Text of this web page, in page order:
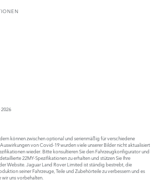
können zwischen optional und serienmäßig für verschiedene
von Covid-19 wurden viele unserer Bilder nicht aktualisiert
wieder. Bitte konsultieren Sie den Fahrzeugkonfigurator und
22MY-Spezifikationen zu erhalten und stützen Sie Ihre
Website. Jaguar Land Rover Limited ist ständig bestrebt, die
seiner Fahrzeuge, Teile und Zubehörteile zu verbessern und es
uns vorbehalten.